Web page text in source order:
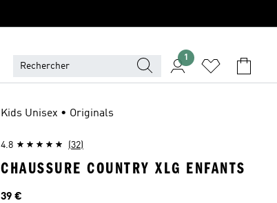
1
Kids Unisex • Originals
4.8 (32)
CHAUSSURE COUNTRY XLG ENFANTS
Prix actuel
39 €